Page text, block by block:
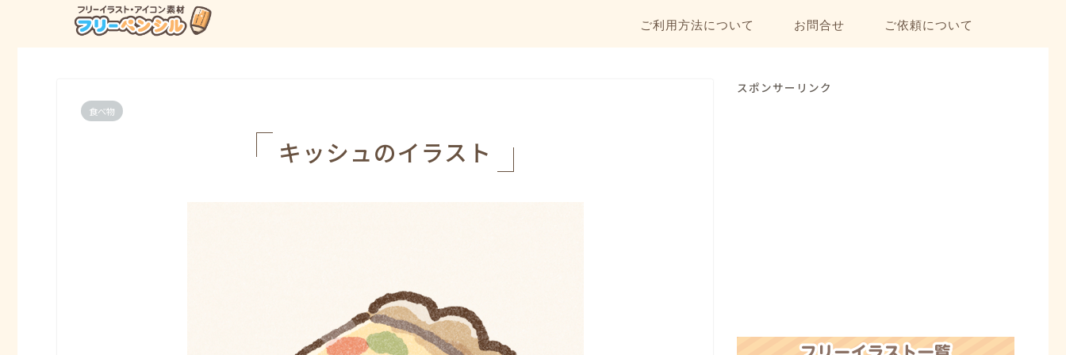
ご利用方法について お問合せ ご依頼について
食べ物
キッシュのイラスト
スポンサーリンク